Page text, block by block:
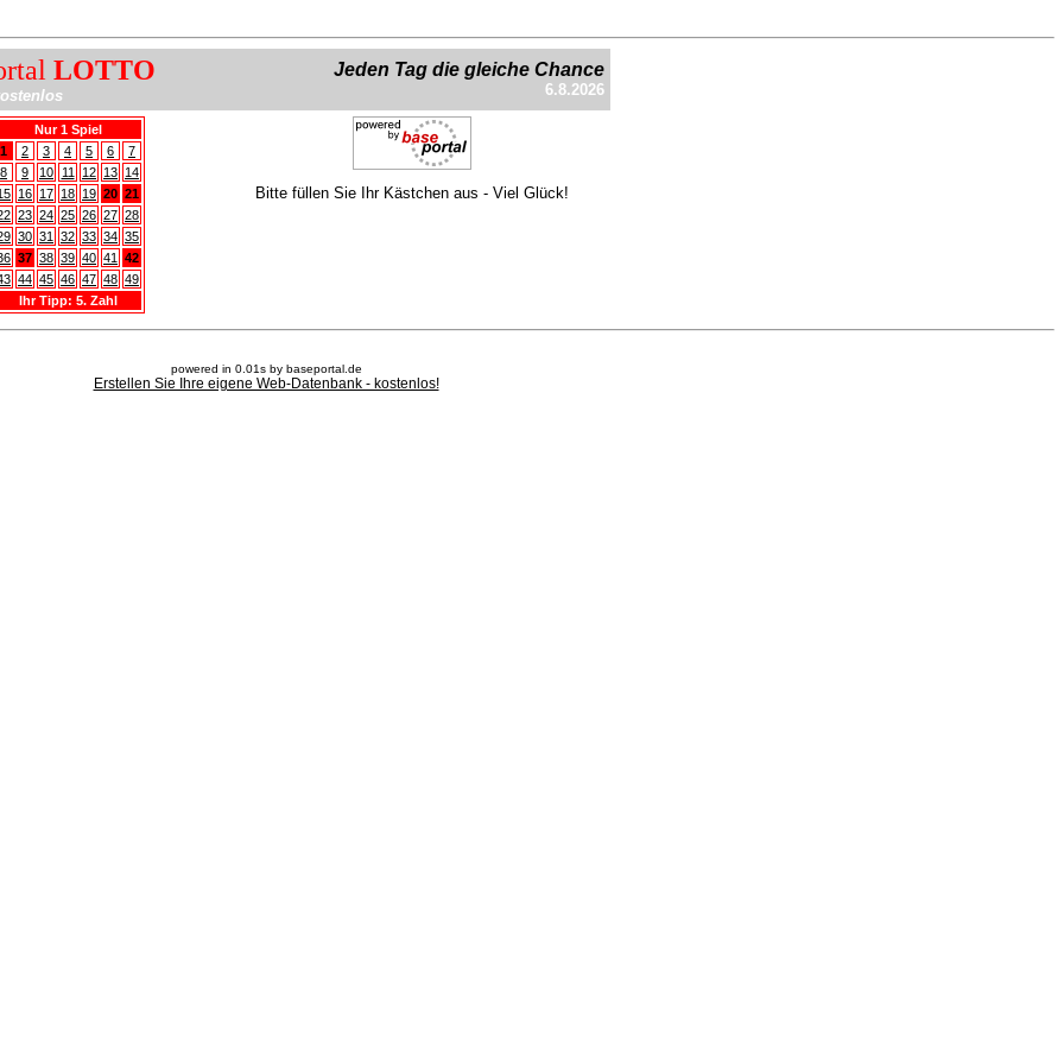
LOTTO Jeden Tag die gleiche Chance
6.8.2026
Nur 1 Spiel
1
2 3 4 5 6
7
8
9 10 11 12 13 14
16 17 18 19 20 21
23 24 25 26 27 28
30 31 32 33 34 35
37 38 39 40 41
42
44 45 46 47 48 49
Ihr Tipp: 5. Zahl
Bitte füllen Sie Ihr Kästchen aus - Viel Glück!
powered in 0.01s by baseportal.de
Erstellen Sie Ihre eigene Web-Datenbank - kostenlos!